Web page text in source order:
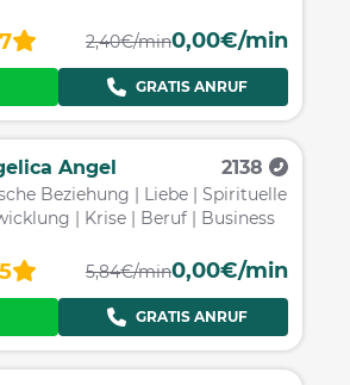
2,40€/min0,00€/min
GRATIS ANRUF
Angel 2138
Beziehung | Liebe | Spirituelle
| Krise | Beruf | Business
5,84€/min0,00€/min
GRATIS ANRUF